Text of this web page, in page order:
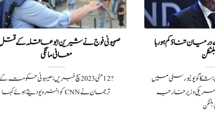
تناؤ کم ہو رہا
خبریں:شکاگو یونیورسٹی میں
وزیر خارجہ
بلنکن
صہیونی فوج نے شیرین ابو عاقلہ کے
معافی مانگی
?️ 12 مئی 2023سچ خبریں:صیہونی حکومت
ترجمان نے CNN کو انٹرویو دیتے ہوئے کہا